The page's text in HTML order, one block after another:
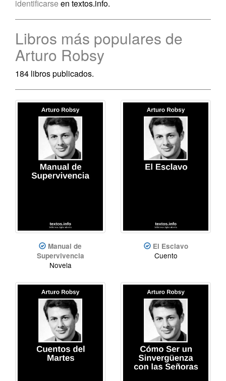
identificarse en textos.info.
Libros más populares de
Arturo Robsy
184 libros publicados.
Manual de
Supervivencia
Novela
El Esclavo
Cuento